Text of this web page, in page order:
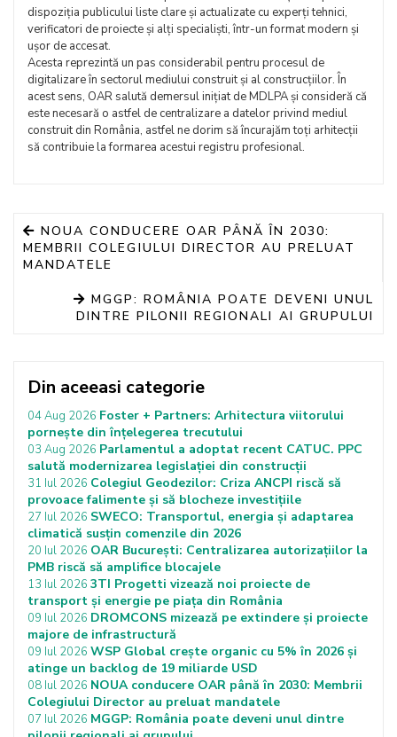
dispoziția publicului liste clare și actualizate cu experți tehnici,
verificatori de proiecte și alți specialiști, într-un format modern și
ușor de accesat.
Acesta reprezintă un pas considerabil pentru procesul de
digitalizare în sectorul mediului construit și al construcțiilor. În
acest sens, OAR salută demersul inițiat de MDLPA și consideră că
este necesară o astfel de centralizare a datelor privind mediul
construit din România, astfel ne dorim să încurajăm toți arhitecții
să contribuie la formarea acestui registru profesional.
NOUA CONDUCERE OAR PÂNĂ ÎN 2030:
MEMBRII COLEGIULUI DIRECTOR AU PRELUAT
MANDATELE
MGGP: ROMÂNIA POATE DEVENI UNUL
DINTRE PILONII REGIONALI AI GRUPULUI
Din aceeasi categorie
04 Aug 2026 Foster + Partners: Arhitectura viitorului
pornește din înțelegerea trecutului
03 Aug 2026 Parlamentul a adoptat recent CATUC. PPC
salută modernizarea legislației din construcții
31 Iul 2026 Colegiul Geodezilor: Criza ANCPI riscă să
provoace falimente și să blocheze investițiile
27 Iul 2026 SWECO: Transportul, energia și adaptarea
climatică susțin comenzile din 2026
20 Iul 2026 OAR București: Centralizarea autorizațiilor la
PMB riscă să amplifice blocajele
13 Iul 2026 3TI Progetti vizează noi proiecte de
transport și energie pe piața din România
09 Iul 2026 DROMCONS mizează pe extindere și proiecte
majore de infrastructură
09 Iul 2026 WSP Global crește organic cu 5% în 2026 și
atinge un backlog de 19 miliarde USD
08 Iul 2026 NOUA conducere OAR până în 2030: Membrii
Colegiului Director au preluat mandatele
07 Iul 2026 MGGP: România poate deveni unul dintre